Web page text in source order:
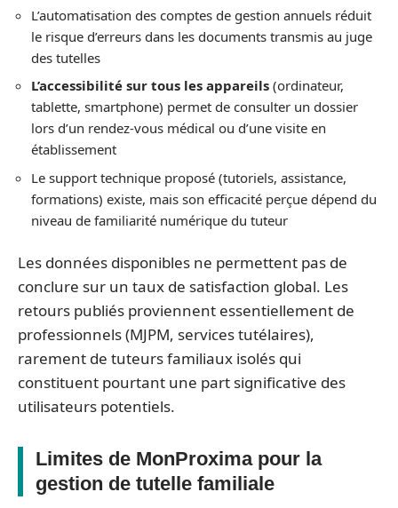
L’automatisation des comptes de gestion annuels réduit
le risque d’erreurs dans les documents transmis au juge
des tutelles
L’accessibilité sur tous les appareils (ordinateur,
tablette, smartphone) permet de consulter un dossier
lors d’un rendez-vous médical ou d’une visite en
établissement
Le support technique proposé (tutoriels, assistance,
formations) existe, mais son efficacité perçue dépend du
niveau de familiarité numérique du tuteur
Les données disponibles ne permettent pas de
conclure sur un taux de satisfaction global. Les
retours publiés proviennent essentiellement de
professionnels (MJPM, services tutélaires),
rarement de tuteurs familiaux isolés qui
constituent pourtant une part significative des
utilisateurs potentiels.
Limites de MonProxima pour la
gestion de tutelle familiale